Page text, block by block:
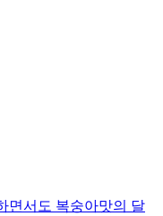
면서도 복숭아맛의 달